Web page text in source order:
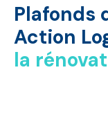
Plafonds
Action
la